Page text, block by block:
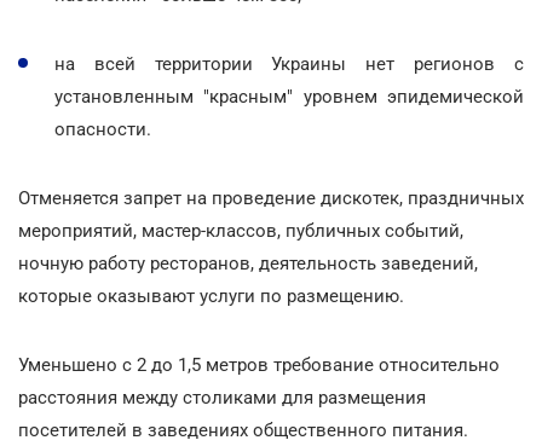
на всей территории Украины нет регионов с
установленным "красным" уровнем эпидемической
опасности.
Отменяется запрет на проведение дискотек, праздничных
мероприятий, мастер-классов, публичных событий,
ночную работу ресторанов, деятельность заведений,
которые оказывают услуги по размещению.
Уменьшено с 2 до 1,5 метров требование относительно
расстояния между столиками для размещения
посетителей в заведениях общественного питания.